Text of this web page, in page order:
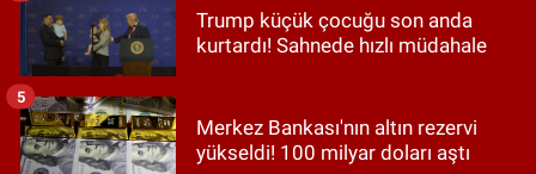
Trump küçük çocuğu son anda
kurtardı! Sahnede hızlı müdahale
Merkez Bankası'nın altın rezervi
yükseldi! 100 milyar doları aştı
5